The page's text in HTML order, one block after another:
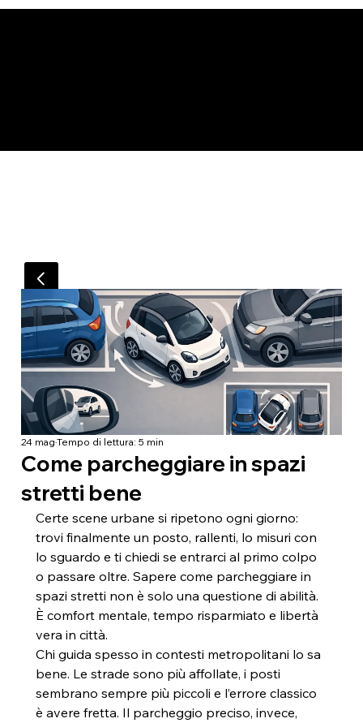
Come parcheggiare in spazi
stretti bene
24 magTempo di lettura: 5 min
Certe scene urbane si ripetono ogni giorno:
trovi finalmente un posto, rallenti, lo misuri con
lo sguardo e ti chiedi se entrarci al primo colpo
o passare oltre. Sapere come parcheggiare in
spazi stretti non è solo una questione di abilità.
È comfort mentale, tempo risparmiato e libertà
vera in città.
Chi guida spesso in contesti metropolitani lo sa
bene. Le strade sono più affollate, i posti
sembrano sempre più piccoli e l’errore classico
è avere fretta. Il parcheggio preciso, invece,